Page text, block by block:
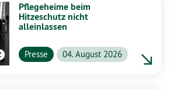
Pflegeheime beim
Hitzeschutz nicht
alleinlassen
Presse 04. August 2026